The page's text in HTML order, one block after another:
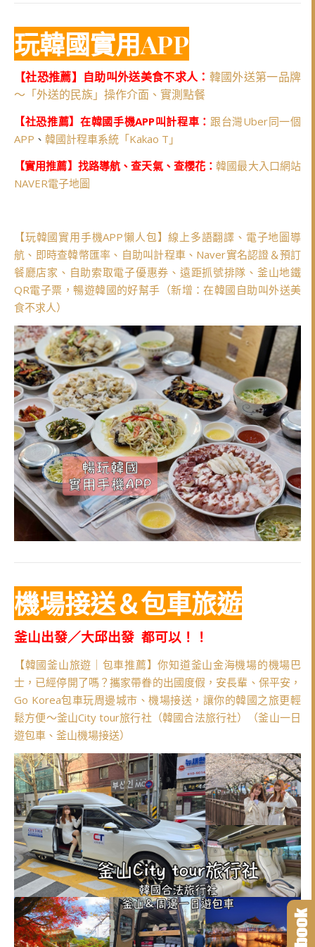
玩韓國實用APP
【社恐推薦】自助叫外送美食不求人： 韓國外送第一品牌
～「外送的民族」操作介面、實測點餐
【社恐推薦】在韓國手機APP叫計程車： 跟台灣Uber同一個
APP 、 韓國計程車系統「Kakao T」
【實用推薦】找路導航、查天氣、查櫻花：韓國最大入口網站
NAVER電子地圖
【玩韓國實用手機APP懶人包】線上多語翻譯、電子地圖導
航、即時查韓幣匯率、自助叫計程車、Naver實名認證＆預訂
餐廳店家、自助索取電子優惠券、遠距抓號排隊、釜山地鐵
QR電子票，暢遊韓國的好幫手（新增：在韓國自助叫外送美
食不求人）
機場接送＆包車旅遊
釜山出發／大邱出發 都可以！！
【韓國釜山旅遊｜包車推薦】你知道釜山金海機場的機場巴
士，已經停開了嗎？攜家帶眷的出國度假，安長輩、保平安，
Go Korea包車玩周邊城市、機場接送，讓你的韓國之旅更輕
鬆方便～釜山City tour旅行社（韓國合法旅行社）（釜山一日
遊包車、釜山機場接送）